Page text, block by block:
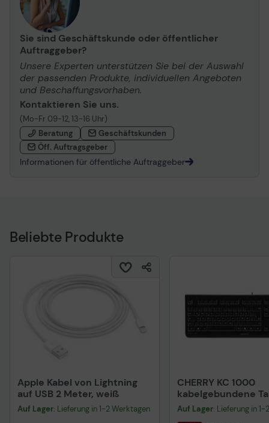
Sie sind Geschäftskunde oder öffentlicher
Auftraggeber?
Unsere Experten unterstützen Sie bei der Auswahl
der passenden Produkte, individuellen Angeboten
und Beschaffungsvorhaben.
Kontaktieren Sie uns.
(Mo-Fr 09-12, 13-16 Uhr)
Beratung
Geschäftskunden
Öff. Auftragsgeber
Informationen für öffentliche Auftraggeber
Beliebte Produkte
Apple Kabel von Lightning
auf USB 2 Meter, weiß
Auf Lager: Lieferung in 1-2 Werktagen
CHERRY KC 1000
kabelgebundene
QWERTZ DE -
Auf Lager: Lieferung in